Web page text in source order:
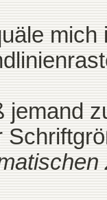
mich
jemand